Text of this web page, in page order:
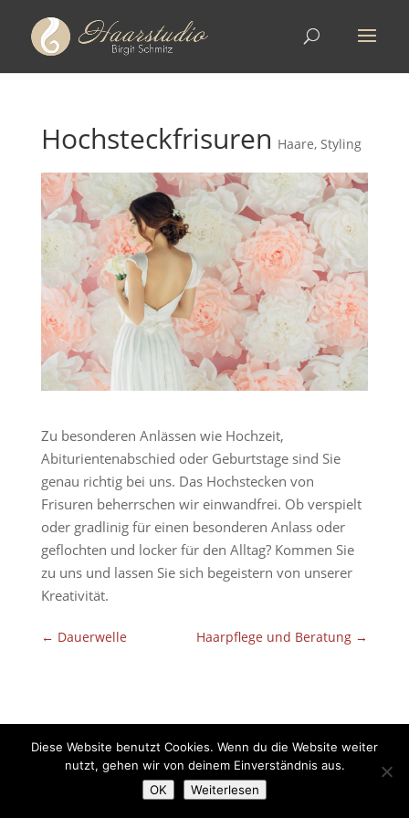
Hochsteckfrisuren Haare, Styling
Zu besonderen Anlässen wie Hochzeit,
Abiturientenabschied oder Geburtstage sind Sie
genau richtig bei uns. Das Hochstecken von
Frisuren beherrschen wir einwandfrei. Ob verspielt
oder gradlinig für einen besonderen Anlass oder
geflochten und locker für den Alltag? Kommen Sie
zu uns und lassen Sie sich begeistern von unserer
Kreativität.
← Dauerwelle Haarpflege und Beratung →
Diese Website benutzt Cookies. Wenn du die Website weiter
nutzt, gehen wir von deinem Einverständnis aus.
OK
Weiterlesen